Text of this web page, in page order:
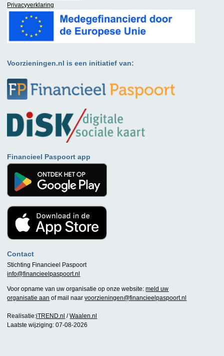
Privacyverklaring
Voorzieningen.nl is een initiatief van:
Financieel Paspoort app
Contact
Stichting Financieel Paspoort
info@financieelpaspoort.nl
Voor opname van uw organisatie op onze website:meld uw
organisatie aan of mail naarvoorzieningen@financieelpaspoort.nl
Realisatie:iTREND.nl /Waalen.nl
Laatste wijziging: 07-08-2026